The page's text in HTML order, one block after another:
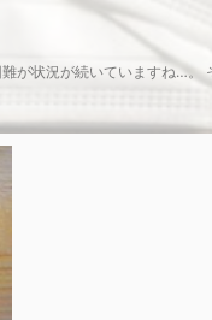
が状況が続いていますね…。